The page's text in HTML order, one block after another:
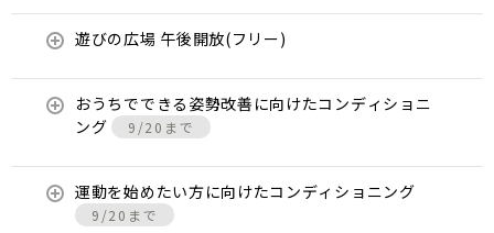
遊びの広場 午後開放(フリー)
おうちでできる姿勢改善に向けたコンディショニ
ング
9/20まで
運動を始めたい方に向けたコンディショニング
9/20まで